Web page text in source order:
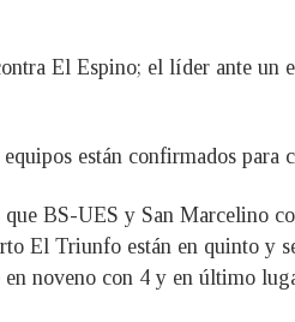
El Espino; el líder ante un
están confirmados para
BS-UES y San Marcelino
El Triunfo están en quinto y
noveno con 4 y en último